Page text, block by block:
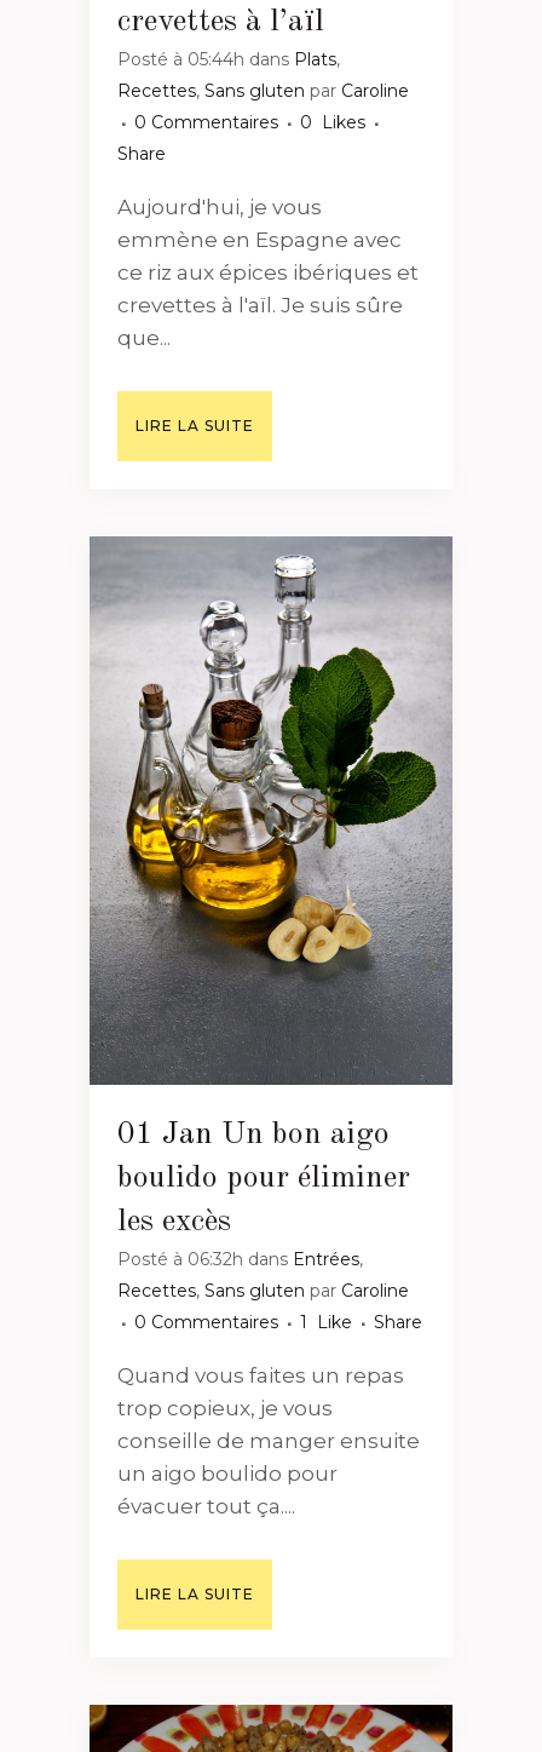
crevettes à l’aïl
Posté à 05:44h dans Plats,
Recettes, Sans gluten par Caroline
0 Commentaires
0
Likes
Share
Aujourd'hui, je vous
emmène en Espagne avec
ce riz aux épices ibériques et
crevettes à l'aïl. Je suis sûre
que...
LIRE LA SUITE
01 Jan Un bon aigo
boulido pour éliminer
les excès
Posté à 06:32h dans Entrées,
Recettes, Sans gluten par Caroline
0 Commentaires
1 Like Share
Quand vous faites un repas
trop copieux, je vous
conseille de manger ensuite
un aigo boulido pour
évacuer tout ça....
LIRE LA SUITE